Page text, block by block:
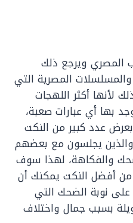
المصري ويرجع ذلك
المصرية التي
لأنها أكثر اللهجات
بها أي عبارات صعبة،
عدد كبير من النكت
يجلسون مع بعضهم
والفكاهة، لهذا سوف
أفضل النكت يمكنك أن
نوبة الضحك التي
بسبب جمال واختلاف